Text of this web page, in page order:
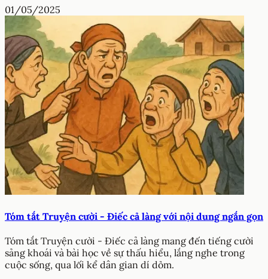
01/05/2025
Tóm tắt Truyện cười - Điếc cả làng với nội dung ngắn gọn
Tóm tắt Truyện cười - Điếc cả làng mang đến tiếng cười
sảng khoái và bài học về sự thấu hiểu, lắng nghe trong
cuộc sống, qua lối kể dân gian dí dỏm.